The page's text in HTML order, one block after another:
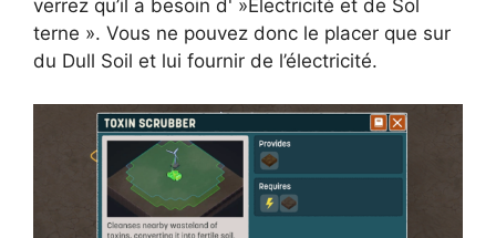
verrez qu’il a besoin d' »Électricité et de Sol
terne ». Vous ne pouvez donc le placer que sur
du Dull Soil et lui fournir de l’électricité.